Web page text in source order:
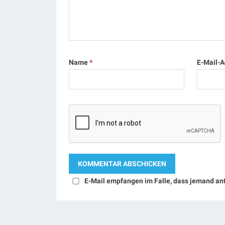
Name* E-Mail-
E-Mail empfangen im Falle, dass jemand